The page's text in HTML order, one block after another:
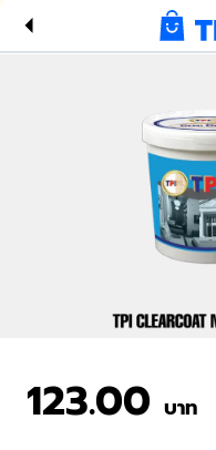
เงา) ขนาด
1/4
TPI Water
Base
CLEAR
COAT
NO1 (Semi
Gallon
123.00 บาท